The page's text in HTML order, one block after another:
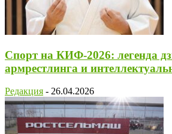
Спорт на КИФ-2026: легенда
армрестлинга и
Редакция - 26.04.2026